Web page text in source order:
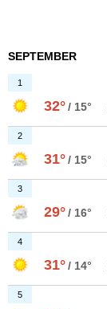
SEPTEMBER
1
32°/ 15°
2
31°/ 15°
3
29°/ 16°
4
31°/ 14°
5